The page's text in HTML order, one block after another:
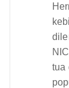
tua